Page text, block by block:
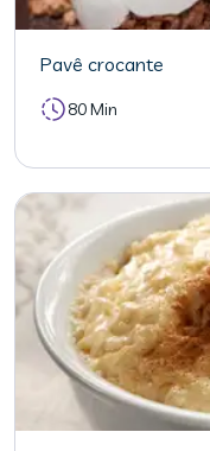
Pavê crocante
80 Min